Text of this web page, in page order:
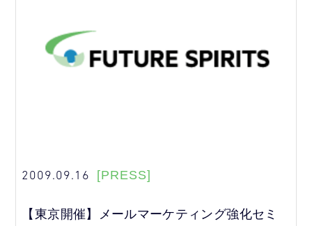
2009.09.16 [PRESS]
【東京開催】メールマーケティング強化セミ